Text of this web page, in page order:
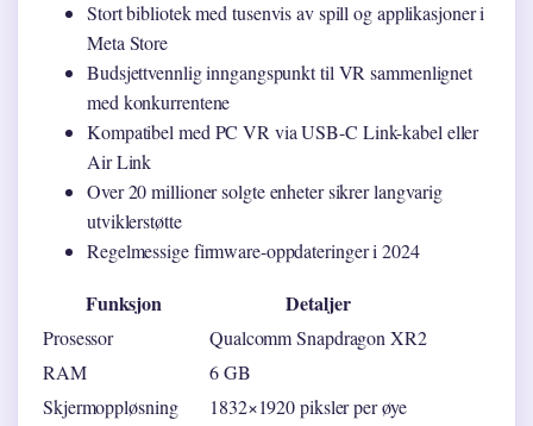
Stort bibliotek med tusenvis av spill og applikasjoner i
Meta Store
Budsjettvennlig inngangspunkt til VR sammenlignet
med konkurrentene
Kompatibel med PC VR via USB-C Link-kabel eller
Air Link
Over 20 millioner solgte enheter sikrer langvarig
utviklerstøtte
Regelmessige firmware-oppdateringer i 2024
Funksjon Detaljer
Prosessor
Qualcomm Snapdragon XR2
RAM
6 GB
Skjermoppløsning
1832×1920 piksler per øye